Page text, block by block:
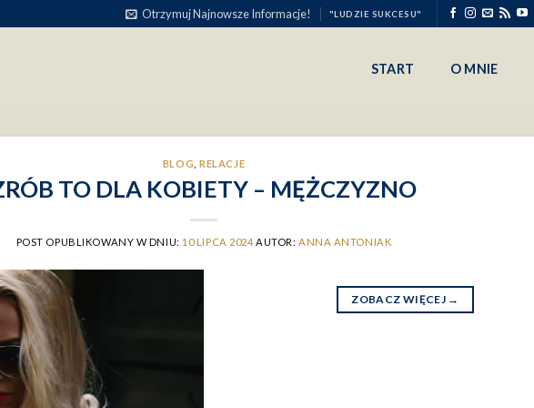
Otrzymuj Najnowsze Informacje! "LUDZIE SUKCESU"
START O MNIE
BLOG ,RELACJE
TO DLA KOBIETY – MĘŻCZYZNO
POST OPUBLIKOWANY W DNIU: 10 LIPCA 2024 AUTOR: ANNA ANTONIAK
ZOBACZ WIĘCEJ →